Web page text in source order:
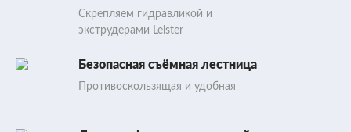
Скрепляем гидравликой и
экструдерами Leister
Безопасная съёмная лестница
Противоскользящая и удобная